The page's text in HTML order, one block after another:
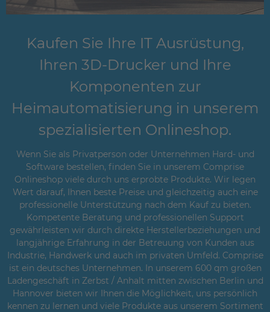
Kaufen Sie Ihre IT Ausrüstung,
Ihren 3D-Drucker und Ihre
Komponenten zur
Heimautomatisierung in unserem
spezialisierten Onlineshop.
Wenn Sie als Privatperson oder Unternehmen Hard- und
Software bestellen, finden Sie in unserem Comprise
Onlineshop viele durch uns erprobte Produkte. Wir legen
Wert darauf, Ihnen beste Preise und gleichzeitig auch eine
professionelle Unterstützung nach dem Kauf zu bieten.
Kompetente Beratung und professionellen Support
gewährleisten wir durch direkte Herstellerbeziehungen und
langjährige Erfahrung in der Betreuung von Kunden aus
Industrie, Handwerk und auch im privaten Umfeld. Comprise
ist ein deutsches Unternehmen. In unserem 600 qm großen
Ladengeschäft in Zerbst / Anhalt mitten zwischen Berlin und
Hannover bieten wir Ihnen die Möglichkeit, uns persönlich
kennen zu lernen und viele Produkte aus unserem Sortiment